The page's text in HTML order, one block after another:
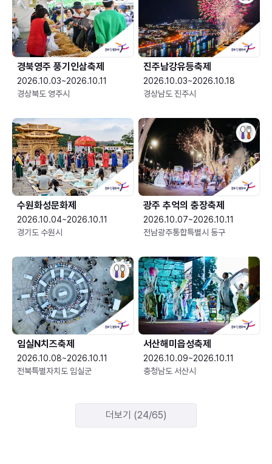
경북영주 풍기인삼축제
2026.10.03~2026.10.11
경상북도 영주시
진주남강유등축제
2026.10.03~2026.10.18
경상남도 진주시
수원화성문화제
2026.10.04~2026.10.11
경기도 수원시
광주 추억의 충장축제
2026.10.07~2026.10.11
전남광주통합특별시 동구
임실N치즈축제
2026.10.08~2026.10.11
전북특별자치도 임실군
서산해미읍성축제
2026.10.09~2026.10.11
충청남도 서산시
더보기 (24/65)